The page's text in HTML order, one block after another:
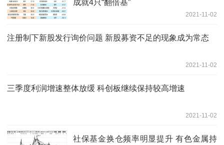
成就4只“翻倍基”
2021-11-02
注册制下新股发行询价问题 新股募资不足的现象成为常态
2021-11-02
三季度利润增速整体放缓 科创板继续保持较高增速
2021-11-02
社保基金换仓频率明显提升 有色金属持